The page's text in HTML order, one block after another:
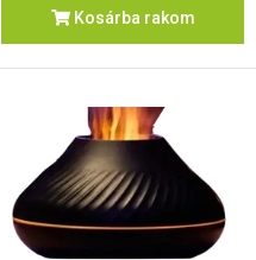
Kosárba rakom